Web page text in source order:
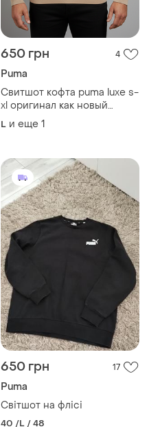
650 грн 4
Puma
Свитшот кофта puma luxe s-
xl оригинал как новый
оверсайз унисекс
L и еще 1
650 грн 17
Puma
Світшот на флісі
40 /L / 48